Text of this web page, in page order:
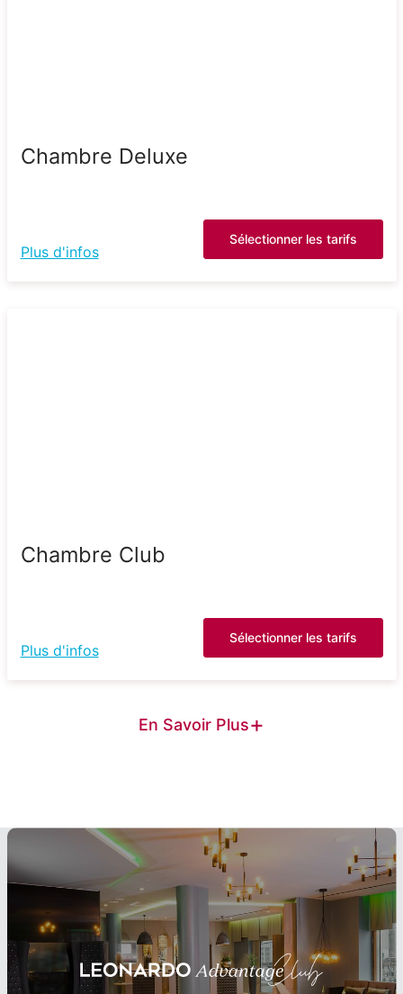
Chambre Deluxe
Plus d'infos
Sélectionner les tarifs
Chambre Club
Plus d'infos
Sélectionner les tarifs
En Savoir Plus+